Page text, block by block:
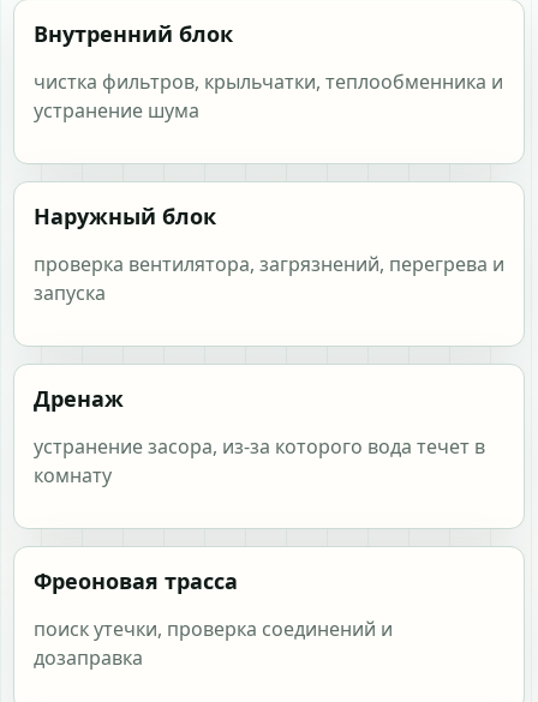
Внутренний блок
чистка фильтров, крыльчатки, теплообменника и
устранение шума
Наружный блок
проверка вентилятора, загрязнений, перегрева и
запуска
Дренаж
устранение засора, из-за которого вода течет в
комнату
Фреоновая трасса
поиск утечки, проверка соединений и
дозаправка